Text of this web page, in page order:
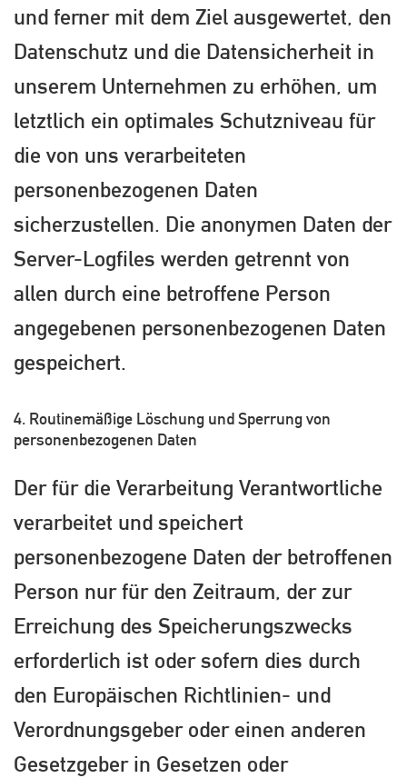
und ferner mit dem Ziel ausgewertet, den
Datenschutz und die Datensicherheit in
unserem Unternehmen zu erhöhen, um
letztlich ein optimales Schutzniveau für
die von uns verarbeiteten
personenbezogenen Daten
sicherzustellen. Die anonymen Daten der
Server-Logfiles werden getrennt von
allen durch eine betroffene Person
angegebenen personenbezogenen Daten
gespeichert.
4. Routinemäßige Löschung und Sperrung von
personenbezogenen Daten
Der für die Verarbeitung Verantwortliche
verarbeitet und speichert
personenbezogene Daten der betroffenen
Person nur für den Zeitraum, der zur
Erreichung des Speicherungszwecks
erforderlich ist oder sofern dies durch
den Europäischen Richtlinien- und
Verordnungsgeber oder einen anderen
Gesetzgeber in Gesetzen oder